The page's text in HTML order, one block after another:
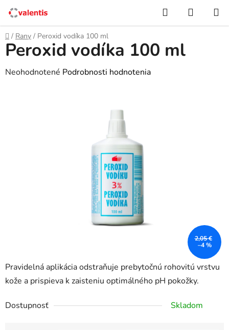
Prejsť
obsah
Hľadať
KOŠÍK
Domov
/ Rany / Peroxid vodíka 100 ml
Pravidelná aplikácia odstraňuje prebytočnú rohovitú vrstvu
kože a prispieva k zaisteniu optimálného pH pokožky.
Dostupnosť Skladom
Peroxid vodíka 100 ml
Priemerné
Neohodnotené Podrobnosti hodnotenia
2,05 €
–4 %